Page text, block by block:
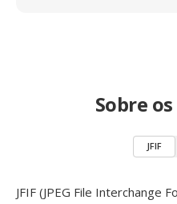
Sobre
JFIF
JFIF (JPEG File Interchange